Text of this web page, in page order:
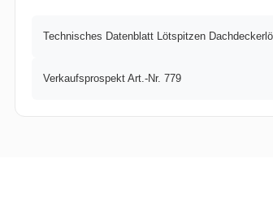
Technisches Datenblatt Lötspitzen
Verkaufsprospekt Art.-Nr. 779